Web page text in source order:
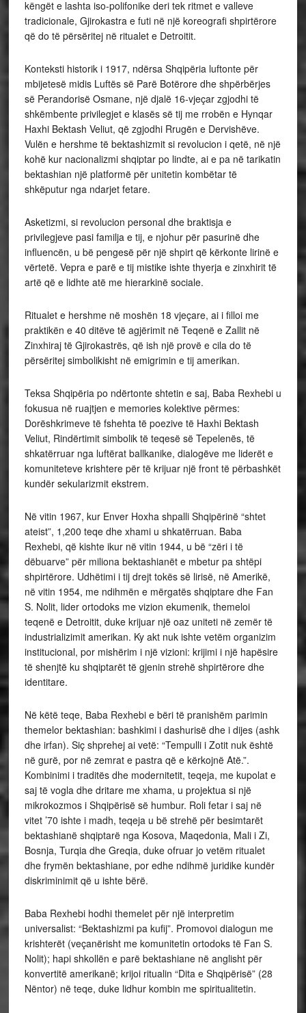
këngët e lashta iso-polifonike deri tek ritmet e valleve
tradicionale, Gjirokastra e futi në një koreografi shpirtërore
që do të përsëritej në ritualet e Detroitit.
Konteksti historik i 1917, ndërsa Shqipëria luftonte për
mbijetesë midis Luftës së Parë Botërore dhe shpërbërjes
së Perandorisë Osmane, një djalë 16-vjeçar zgjodhi të
shkëmbente privilegjet e klasës së tij me rrobën e Hynqar
Haxhi Bektash Veliut, që zgjodhi Rrugën e Dervishëve.
Vulën e hershme të bektashizmit si revolucion i qetë, në një
kohë kur nacionalizmi shqiptar po lindte, ai e pa në tarikatin
bektashian një platformë për unitetin kombëtar të
shkëputur nga ndarjet fetare.
Asketizmi, si revolucion personal dhe braktisja e
privilegjeve pasi familja e tij, e njohur për pasurinë dhe
influencën, u bë pengesë për një shpirt që kërkonte lirinë e
vërtetë. Vepra e parë e tij mistike ishte thyerja e zinxhirit të
artë që e lidhte atë me hierarkinë sociale.
Ritualet e hershme në moshën 18 vjeçare, ai i filloi me
praktikën e 40 ditëve të agjërimit në Teqenë e Zallit në
Zinxhiraj të Gjirokastrës, që ish një provë e cila do të
përsëritej simbolikisht në emigrimin e tij amerikan.
Teksa Shqipëria po ndërtonte shtetin e saj, Baba Rexhebi u
fokusua në ruajtjen e memories kolektive përmes:
Dorëshkrimeve të fshehta të poezive të Haxhi Bektash
Veliut, Rindërtimit simbolik të teqesë së Tepelenës, të
shkatërruar nga luftërat ballkanike, dialogëve me liderët e
komuniteteve krishtere për të krijuar një front të përbashkët
kundër sekularizmit ekstrem.
Në vitin 1967, kur Enver Hoxha shpalli Shqipërinë “shtet
ateist”, 1,200 teqe dhe xhami u shkatërruan. Baba
Rexhebi, që kishte ikur në vitin 1944, u bë “zëri i të
dëbuarve” për miliona bektashianët e mbetur pa shtëpi
shpirtërore. Udhëtimi i tij drejt tokës së lirisë, në Amerikë,
në vitin 1954, me ndihmën e mërgatës shqiptare dhe Fan
S. Nolit, lider ortodoks me vizion ekumenik, themeloi
teqenë e Detroitit, duke krijuar një oaz uniteti në zemër të
industrializimit amerikan. Ky akt nuk ishte vetëm organizim
institucional, por mishërim i një vizioni: krijimi i një hapësire
të shenjtë ku shqiptarët të gjenin strehë shpirtërore dhe
identitare.
Në këtë teqe, Baba Rexhebi e bëri të pranishëm parimin
themelor bektashian: bashkimi i dashurisë dhe i dijes (ashk
dhe irfan). Siç shprehej ai vetë: “Tempulli i Zotit nuk është
në gurë, por në zemrat e pastra që e kërkojnë Atë.”.
Kombinimi i traditës dhe modernitetit, teqeja, me kupolat e
saj të vogla dhe dritare me xhama, u projektua si një
mikrokozmos i Shqipërisë së humbur. Roli fetar i saj në
vitet ’70 ishte i madh, teqeja u bë strehë për besimtarët
bektashianë shqiptarë nga Kosova, Maqedonia, Mali i Zi,
Bosnja, Turqia dhe Greqia, duke ofruar jo vetëm ritualet
dhe frymën bektashiane, por edhe ndihmë juridike kundër
diskriminimit që u ishte bërë.
Baba Rexhebi hodhi themelet për një interpretim
universalist: “Bektashizmi pa kufij”. Promovoi dialogun me
krishterët (veçanërisht me komunitetin ortodoks të Fan S.
Nolit); hapi shkollën e parë bektashiane në anglisht për
konvertitë amerikanë; krijoi ritualin “Dita e Shqipërisë” (28
Nëntor) në teqe, duke lidhur kombin me spiritualitetin.